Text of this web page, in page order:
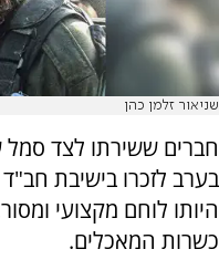
שניאור זלמן כהן
חברים ששירתו לצד סמל
בערב לזכרו בישיבת
היותו לוחם מקצועי
כשרות המאכלים.